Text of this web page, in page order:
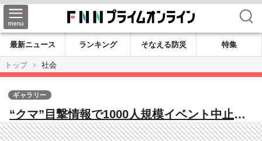
検索
最新ニュース ランキング そなえる防災
特集
トップ
社会
“クマ”目撃情報で1000人規模イベント中止
も“見間違い”？現場に黒い服着て野草採取す
ギャラリー